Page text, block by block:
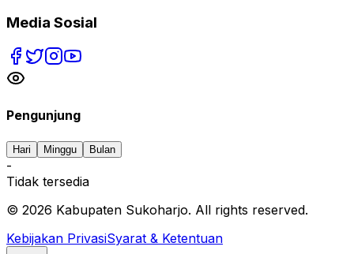
Media Sosial
Pengunjung
Hari Minggu Bulan
-
Tidak tersedia
© 2026 Kabupaten Sukoharjo. All rights reserved.
Kebijakan PrivasiSyarat & Ketentuan